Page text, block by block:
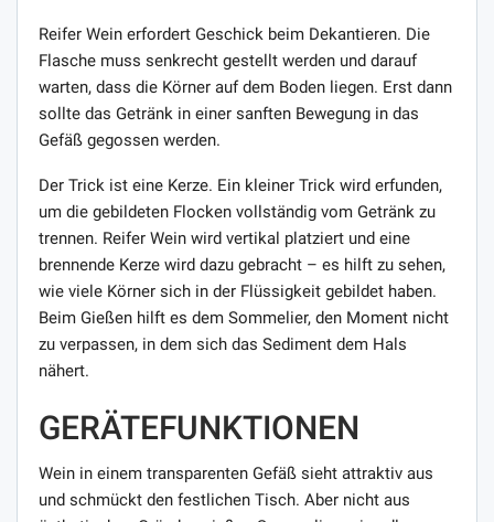
Reifer Wein erfordert Geschick beim Dekantieren. Die
Flasche muss senkrecht gestellt werden und darauf
warten, dass die Körner auf dem Boden liegen. Erst dann
sollte das Getränk in einer sanften Bewegung in das
Gefäß gegossen werden.
Der Trick ist eine Kerze. Ein kleiner Trick wird erfunden,
um die gebildeten Flocken vollständig vom Getränk zu
trennen. Reifer Wein wird vertikal platziert und eine
brennende Kerze wird dazu gebracht – es hilft zu sehen,
wie viele Körner sich in der Flüssigkeit gebildet haben.
Beim Gießen hilft es dem Sommelier, den Moment nicht
zu verpassen, in dem sich das Sediment dem Hals
nähert.
GERÄTEFUNKTIONEN
Wein in einem transparenten Gefäß sieht attraktiv aus
und schmückt den festlichen Tisch. Aber nicht aus